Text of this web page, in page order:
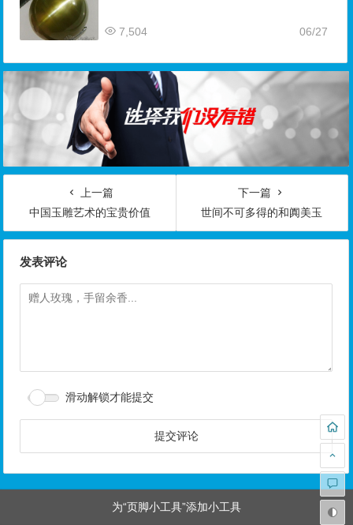
06/27
7,504
上一篇
中国玉雕艺术的宝贵价值
下一篇
世间不可多得的和阗美玉
发表评论
滑动解锁才能提交
为“页脚小工具”添加小工具